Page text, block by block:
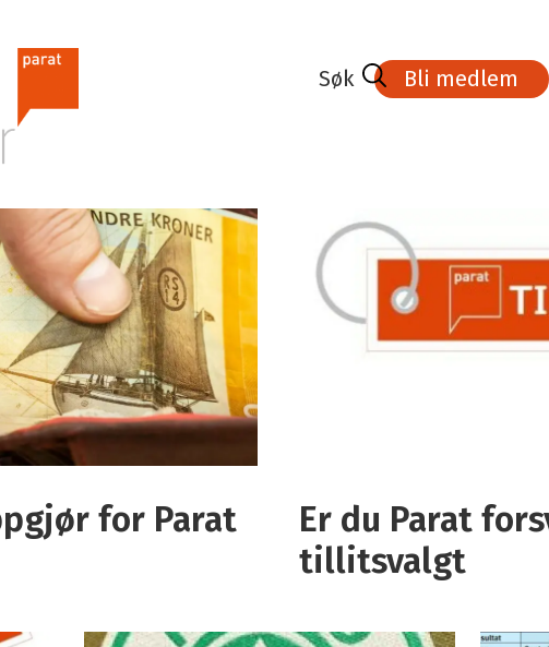
Bli medlem
Våre tillitsvalgte
Er du vår nye tillitsvalgt?
Rollen som tillitsvalgt
Tips og hjelp for tillitsvalgte
Verktøy for tillitsvalgte (krever innlogging)
Lokale forhandlinger
Lønn og personal
Lov og avtaleverk
for Parat
Er du Parat
tillitsvalgt